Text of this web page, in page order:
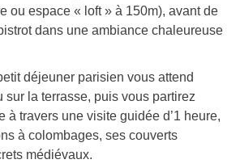
ou espace « loft » à 150m), avant de
dans une ambiance chaleureuse
déjeuner parisien vous attend
sur la terrasse, puis vous partirez
à travers une visite guidée d’1 heure,
à colombages, ses couverts
médiévaux.